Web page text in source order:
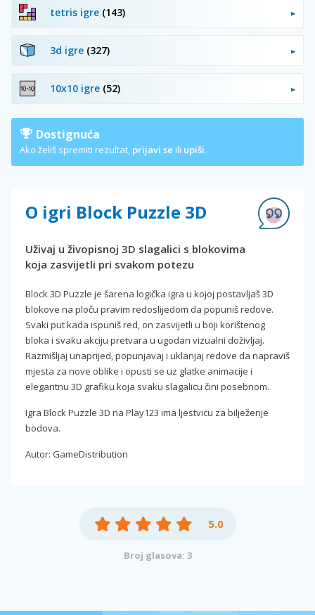
tetris igre (143)
3d igre (327)
10x10 igre (52)
Dostignuća
Ako želiš spremiti rezultat, prijavi se ili upiši.
O igri Block Puzzle 3D
Uživaj u živopisnoj 3D slagalici s blokovima
koja zasvijetli pri svakom potezu
Block 3D Puzzle je šarena logička igra u kojoj postavljaš 3D
blokove na ploču pravim redoslijedom da popuniš redove.
Svaki put kada ispuniš red, on zasvijetli u boji korištenog
bloka i svaku akciju pretvara u ugodan vizualni doživljaj.
Razmišljaj unaprijed, popunjavaj i uklanjaj redove da napraviš
mjesta za nove oblike i opusti se uz glatke animacije i
elegantnu 3D grafiku koja svaku slagalicu čini posebnom.
Igra Block Puzzle 3D na Play123 ima ljestvicu za bilježenje
bodova.
Autor: GameDistribution
5.0
Broj glasova: 3